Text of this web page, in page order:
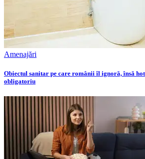
Amenajări
Obiectul sanitar pe care românii îl ignoră, însă
obligatoriu